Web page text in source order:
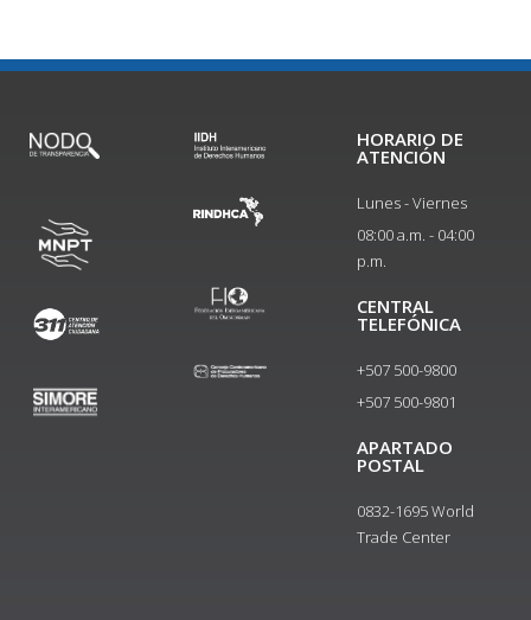
HORARIO DE
ATENCIÓN
Lunes - Viernes
08:00 a.m. - 04:00
p.m.
CENTRAL
TELEFÓNICA
+507 500-9800
+507 500-9801​
APARTADO
POSTAL
0832-1695 World
Trade Center